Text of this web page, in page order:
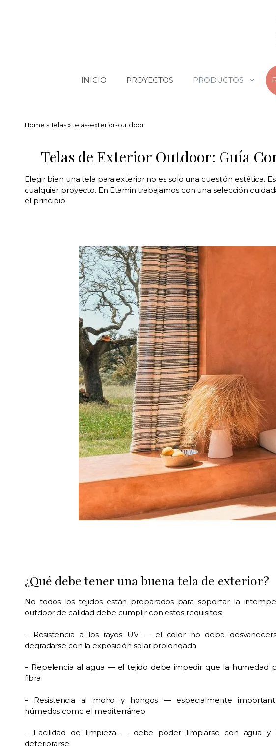
INICIO PROYECTOS PRODUCTOS
Home »Telas»telas-exterior-outdoor
Telas de Exterior Outdoor: Guía
Elegir bien una tela para exterior no es solo una cuestión estética.
cualquier proyecto. En Etamin trabajamos con una selección
el principio.
¿Qué debe tener una buena tela de exterior?
No todos los tejidos están preparados para soportar la
outdoor de calidad debe cumplir con estos requisitos:
– Resistencia a los rayos UV — el color no debe
degradarse con la exposición solar prolongada
– Repelencia al agua — el tejido debe impedir que la humedad
fibra
– Resistencia al moho y hongos — especialmente
húmedos como el mediterráneo
– Facilidad de limpieza — debe poder limpiarse con agua y
deteriorarse